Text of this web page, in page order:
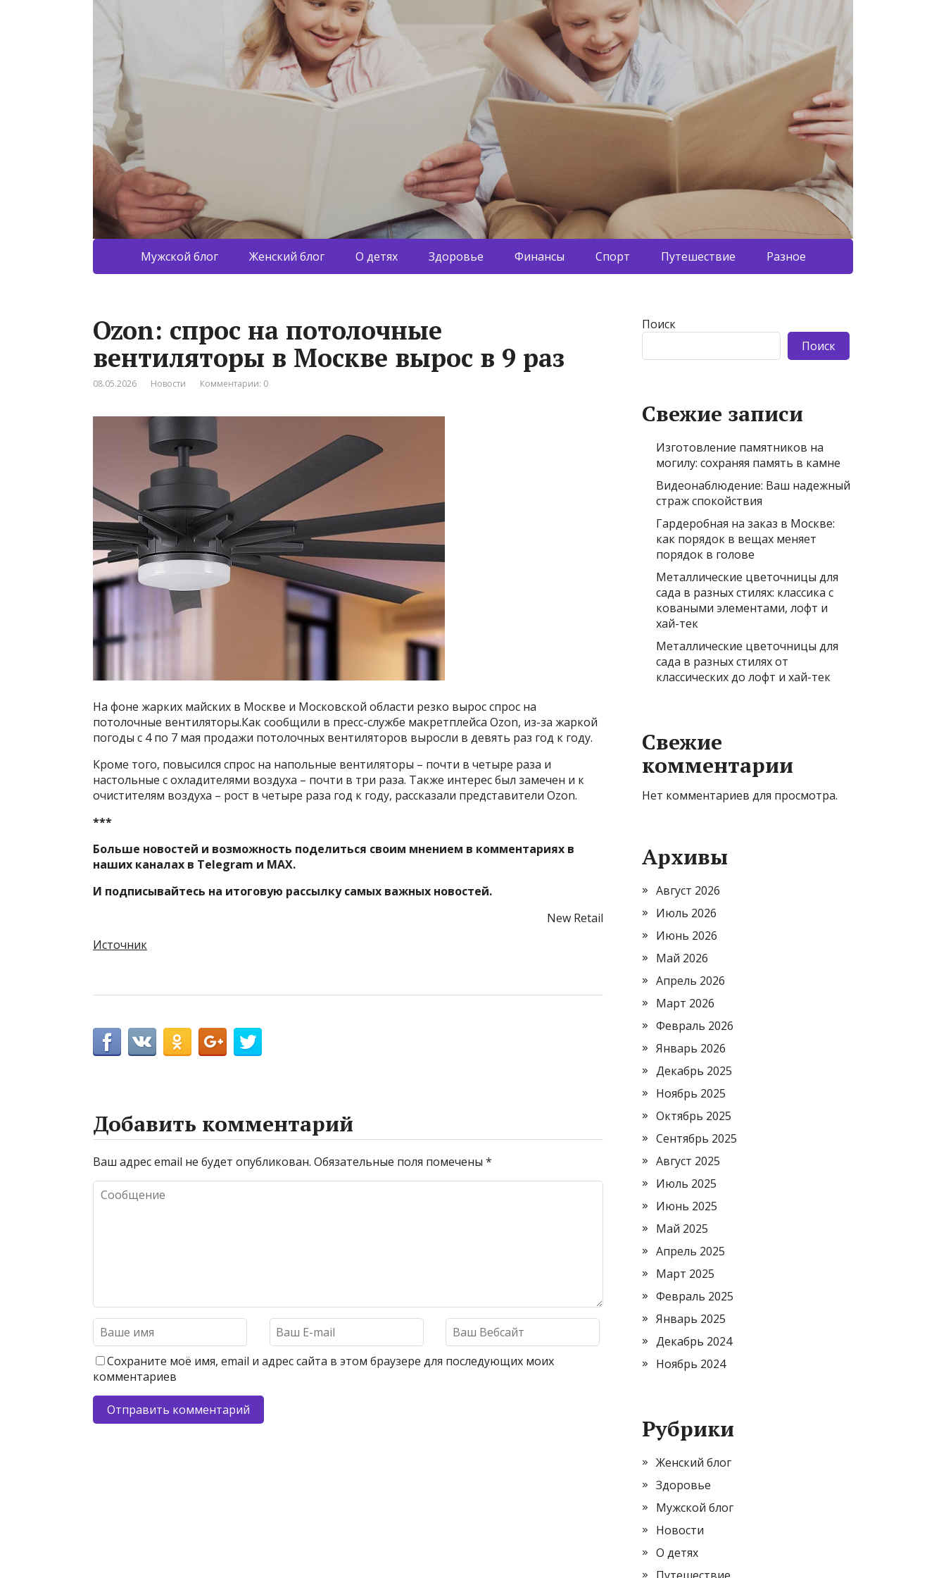
Мужской блог Женский блог О детях Здоровье Финансы Спорт Путешествие Разное
Ozon: спрос на потолочные
вентиляторы в Москве вырос в 9 раз
08.05.2026 Новости Комментарии: 0
На фоне жарких майских в Москве и Московской области резко вырос спрос на
потолочные вентиляторы.Как сообщили в пресс-службе макретплейса Ozon, из-за жаркой
погоды с 4 по 7 мая продажи потолочных вентиляторов выросли в девять раз год к году.
Кроме того, повысился спрос на напольные вентиляторы – почти в четыре раза и
настольные с охладителями воздуха – почти в три раза. Также интерес был замечен и к
очистителям воздуха – рост в четыре раза год к году, рассказали представители Ozon.
***
Больше новостей и возможность поделиться своим мнением в комментариях в
наших каналах в Telegram и MAX.
И подписывайтесь на итоговую рассылку самых важных новостей.
New Retail
Источник
Добавить комментарий
Ваш адрес email не будет опубликован. Обязательные поля помечены *
Сохраните моё имя, email и адрес сайта в этом браузере для последующих моих
комментариев
Поиск
Поиск
Свежие записи
Изготовление памятников на
могилу: сохраняя память в камне
Видеонаблюдение: Ваш надежный
страж спокойствия
Гардеробная на заказ в Москве:
как порядок в вещах меняет
порядок в голове
Металлические цветочницы для
сада в разных стилях: классика с
коваными элементами, лофт и
хай-тек
Металлические цветочницы для
сада в разных стилях от
классических до лофт и хай-тек
Свежие
комментарии
Нет комментариев для просмотра.
Архивы
Август 2026
Июль 2026
Июнь 2026
Май 2026
Апрель 2026
Март 2026
Февраль 2026
Январь 2026
Декабрь 2025
Ноябрь 2025
Октябрь 2025
Сентябрь 2025
Август 2025
Июль 2025
Июнь 2025
Май 2025
Апрель 2025
Март 2025
Февраль 2025
Январь 2025
Декабрь 2024
Ноябрь 2024
Рубрики
Женский блог
Здоровье
Мужской блог
Новости
О детях
Путешествие